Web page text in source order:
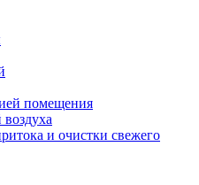
помещения
и очистки свежего